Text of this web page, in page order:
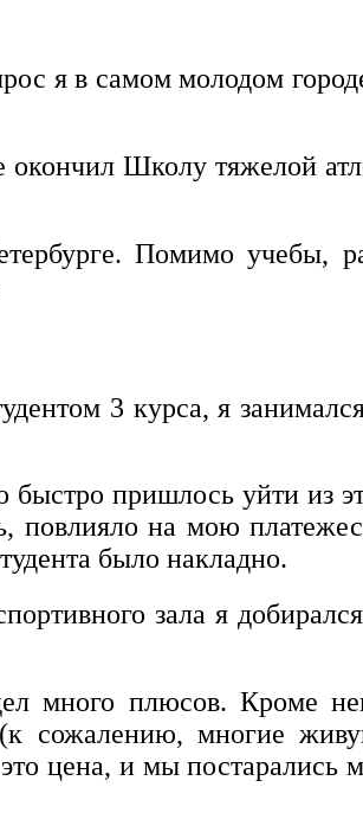
я в самом молодом
Школу тяжелой
Помимо учебы,
3 курса, я
быстро пришлось уйти из
повлияло на мою
было накладно.
зала я
много плюсов. Кроме
(к сожалению, многие
цена, и мы постарались